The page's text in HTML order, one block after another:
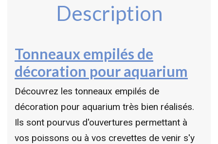
Description
Tonneaux empilés de
décoration pour aquarium
Découvrez les tonneaux empilés de
décoration pour aquarium très bien réalisés.
Ils sont pourvus d'ouvertures permettant à
vos poissons ou à vos crevettes de venir s'y